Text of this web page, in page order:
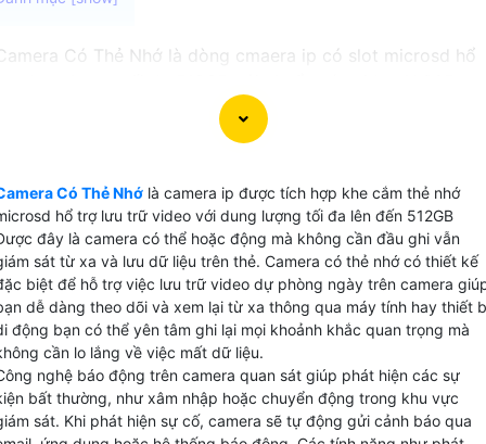
Có Thẻ Nhớ là dòng cmaera ip có slot microsd hổ
lưu dữ liệu chất lượng 2k đến 120 ngày là lựa chọn
cho việc giám sát video mà không cần kết nối với đầu
do đó có thể hoạt động độc lập mà không cần
camera phức tạp hay ổ cứng lưu trữ phụ.
Có Thẻ Nhớ là camera ip được tích hợp khe cắm thẻ nhớ
hổ trợ lưu trữ video với dung lượng tối đa lên đến 512GB
đây là camera có thể hoặc động mà không cần đầu ghi vẫn
sát từ xa và lưu dữ liệu trên thẻ. Camera có thẻ nhớ có thiết kế
biệt để hỗ trợ việc lưu trữ video dự phòng ngày trên camera
dễ dàng theo dõi và xem lại từ xa thông qua máy tính hay thiết
động bạn có thể yên tâm ghi lại mọi khoảnh khắc quan trọng mà
cần lo lắng về việc mất dữ liệu.
nghệ báo động trên camera quan sát giúp phát hiện các sự
bất thường, như xâm nhập hoặc chuyển động trong khu vực
sát. Khi phát hiện sự cố, camera sẽ tự động gửi cảnh báo qua